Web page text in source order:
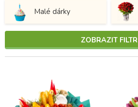
Malé dárky
ZOBRAZIT FILTR